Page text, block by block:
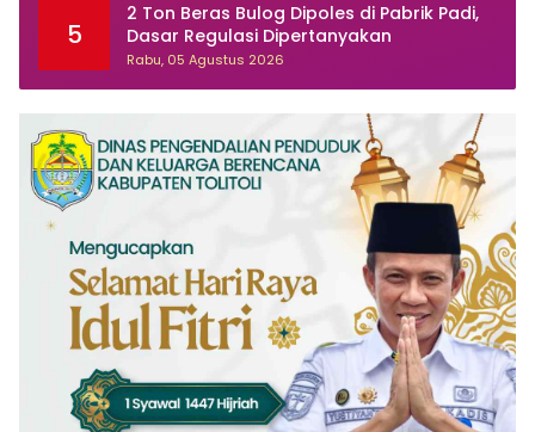
5
2 Ton Beras Bulog Dipoles di Pabrik Padi,
Dasar Regulasi Dipertanyakan
Rabu, 05 Agustus 2026